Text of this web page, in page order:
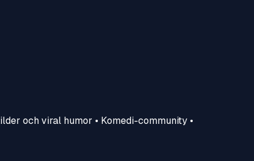
och viral humor • Komedi-community •